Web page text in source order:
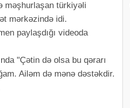
məşhurlaşan türkiyəli
mərkəzində idi.
paylaşdığı videoda
"Çətin də olsa bu qərarı
Ailəm də mənə dəstəkdir.